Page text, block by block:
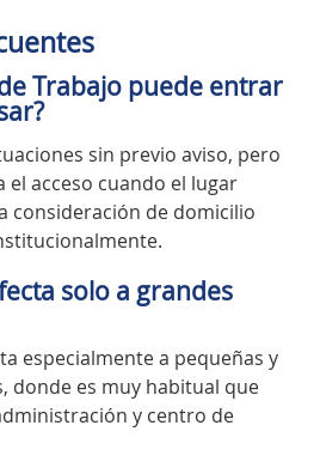
Trabajo puede entrar
sin previo aviso, pero
el acceso cuando el lugar
consideración de domicilio
solo a grandes
especialmente a pequeñas y
donde es muy habitual que
y centro de